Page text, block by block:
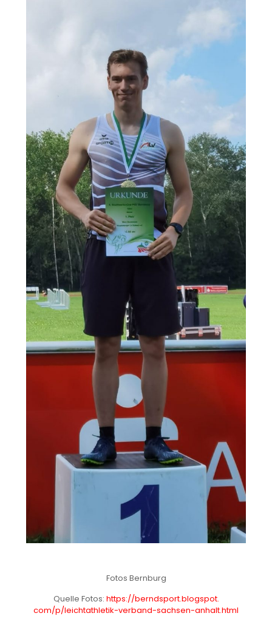
Fotos Bernburg
Quelle Fotos: https://berndsport.blogspot.
com/p/leichtathletik-verband-sachsen-anhalt.html